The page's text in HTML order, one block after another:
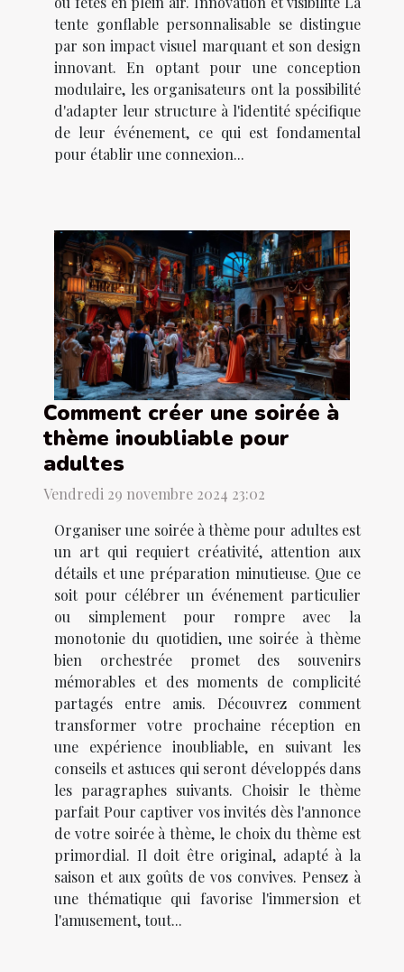
tente gonflable personnalisable se distingue
par son impact visuel marquant et son design
innovant. En optant pour une conception
modulaire, les organisateurs ont la possibilité
d'adapter leur structure à l'identité spécifique
de leur événement, ce qui est fondamental
pour établir une connexion...
Comment créer une soirée à
thème inoubliable pour
adultes
Vendredi 29 novembre 2024 23:02
Organiser une soirée à thème pour adultes est
un art qui requiert créativité, attention aux
détails et une préparation minutieuse. Que ce
soit pour célébrer un événement particulier
ou simplement pour rompre avec la
monotonie du quotidien, une soirée à thème
bien orchestrée promet des souvenirs
mémorables et des moments de complicité
partagés entre amis. Découvrez comment
transformer votre prochaine réception en
une expérience inoubliable, en suivant les
conseils et astuces qui seront développés dans
les paragraphes suivants. Choisir le thème
parfait Pour captiver vos invités dès l'annonce
de votre soirée à thème, le choix du thème est
primordial. Il doit être original, adapté à la
saison et aux goûts de vos convives. Pensez à
une thématique qui favorise l'immersion et
l'amusement, tout...